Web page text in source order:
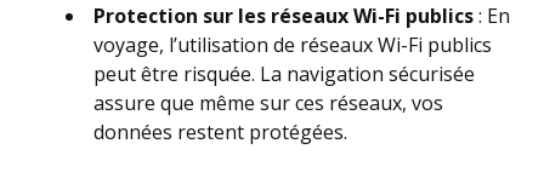
Protection sur les réseaux Wi-Fi publics: En
voyage, l’utilisation de réseaux Wi-Fi publics
peut être risquée. La navigation sécurisée
assure que même sur ces réseaux, vos
données restent protégées.